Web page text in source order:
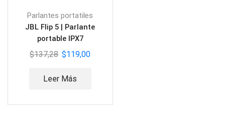
Parlantes portatiles
JBL Flip 5 | Parlante
portable IPX7
$137,28 $119,00
Leer Más